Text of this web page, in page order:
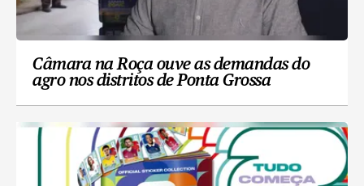
Câmara na Roça ouve as demandas do
agro nos distritos de Ponta Grossa